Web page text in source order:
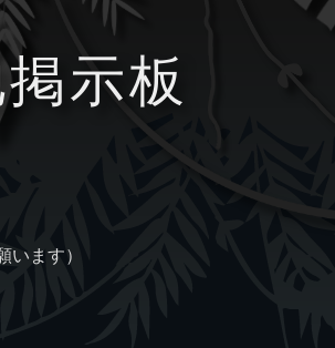
示板
います）